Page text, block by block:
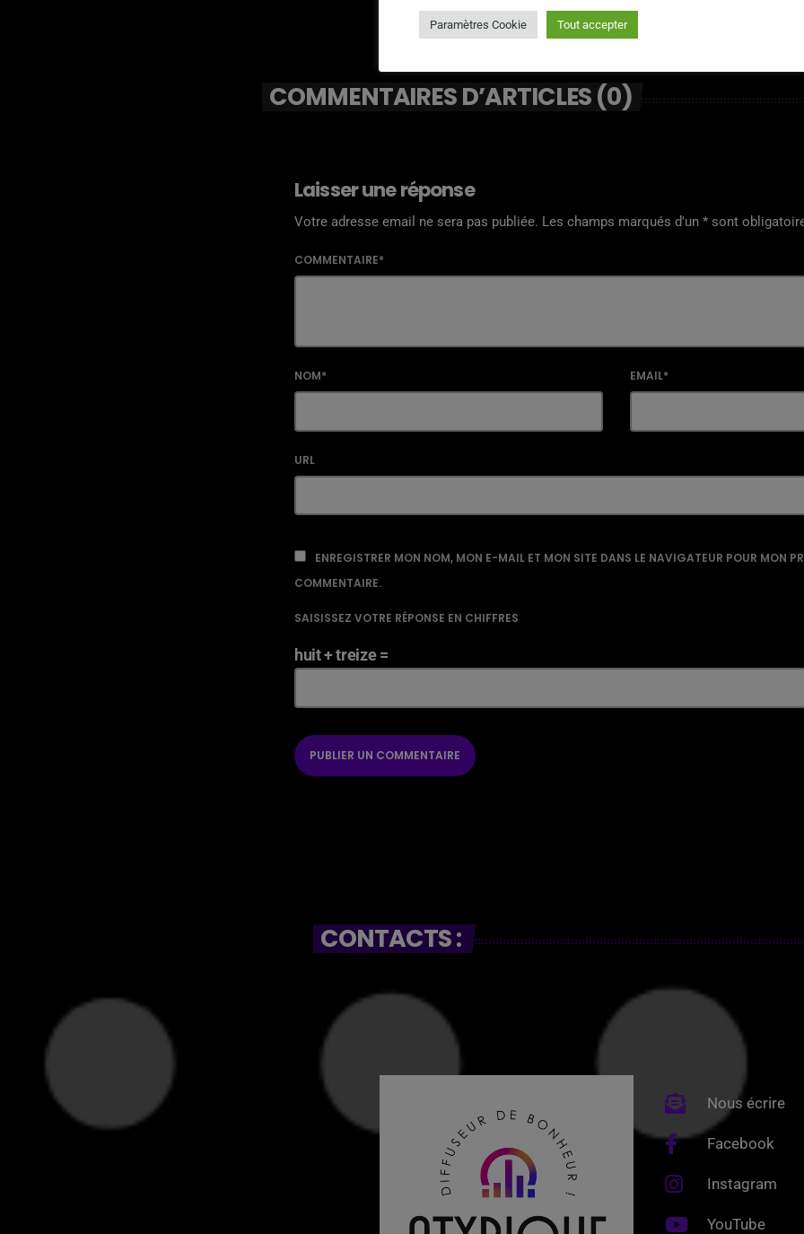
COMMENTAIRES D’ARTICLES (0)
Laisser une réponse
Votre adresse email ne sera pas publiée. Les champs marqués d'un * sont
COMMENTAIRE*
NOM* EMAIL*
URL
ENREGISTRER MON NOM, MON E-MAIL ET MON SITE DANS LE NAVIGATEUR POUR MON
COMMENTAIRE.
SAISISSEZ VOTRE RÉPONSE EN CHIFFRES
huit + treize =
CONTACTS :
Nous écrire
Facebook
Instagram
YouTube
Paramètres Cookie Tout accepter